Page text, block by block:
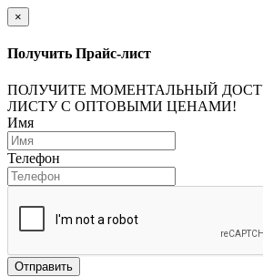
×
Получить Прайс-лист
ПОЛУЧИТЕ МОМЕНТАЛЬНЫЙ
ЛИСТУ С ОПТОВЫМИ ЦЕНАМИ!
Имя
Телефон
Отправить